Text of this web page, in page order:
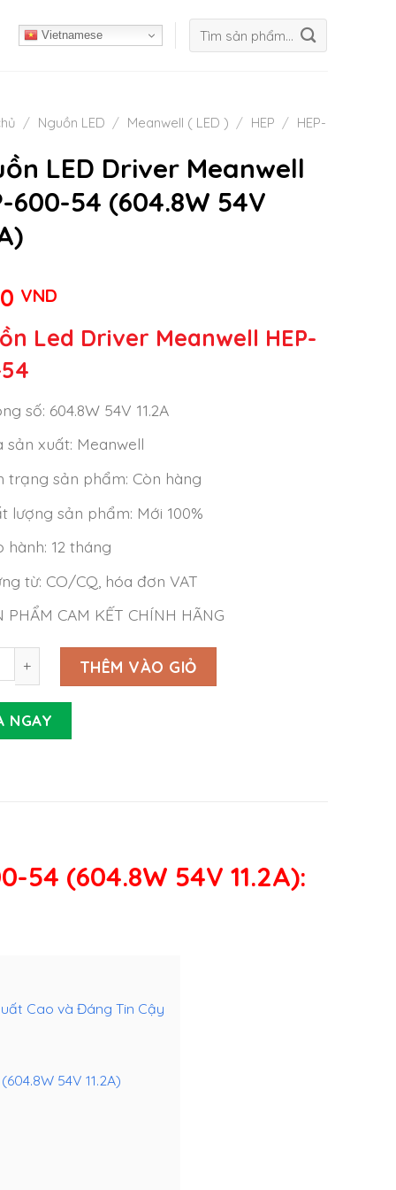
Vietnamese
kiếm:
/ Nguồn LED / Meanwell ( LED ) / HEP / HEP-
LED Driver Meanwell
600-54 (604.8W 54V
VND
Led Driver Meanwell HEP-
số: 604.8W 54V 11.2A
sản xuất: Meanwell
trạng sản phẩm: Còn hàng
lượng sản phẩm: Mới 100%
hành: 12 tháng
từ: CO/CQ, hóa đơn VAT
PHẨM CAM KẾT CHÍNH HÃNG
Driver Meanwell HEP-600-54 (604.8W 54V 11.2A) số
THÊM VÀO GIỎ
NGAY
54 (604.8W 54V 11.2A):
Cao và Đáng Tin Cậy
54V 11.2A)